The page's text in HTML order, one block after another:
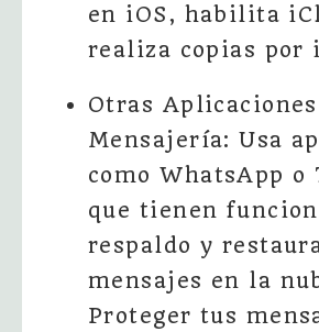
en iOS, habilita
realiza copias por
Otras
Mensajería: Usa
como WhatsApp o
que tienen
respaldo y
mensajes en la
Proteger tus